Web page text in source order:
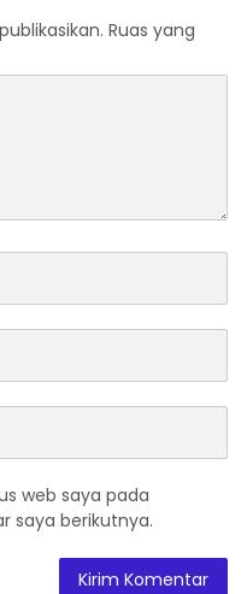
Ruas yang
web saya pada
saya berikutnya.